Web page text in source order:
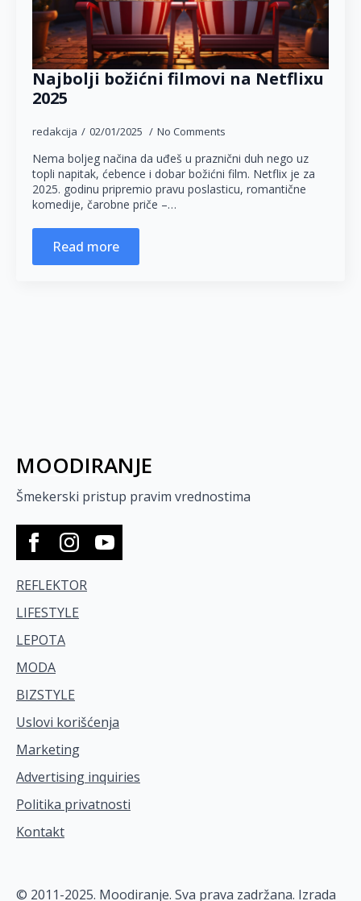
Najbolji božićni filmovi na Netflixu
2025
redakcija 02/01/2025 No Comments
Nema boljeg načina da uđeš u praznični duh nego uz
topli napitak, ćebence i dobar božićni film. Netflix je za
2025. godinu pripremio pravu poslasticu, romantične
komedije, čarobne priče –…
Read more
MOODIRANJE
Šmekerski pristup pravim vrednostima
REFLEKTOR
LIFESTYLE
LEPOTA
MODA
BIZSTYLE
Uslovi korišćenja
Marketing
Advertising inquiries
Politika privatnosti
Kontakt
© 2011-2025. Moodiranje. Sva prava zadržana. Izrada